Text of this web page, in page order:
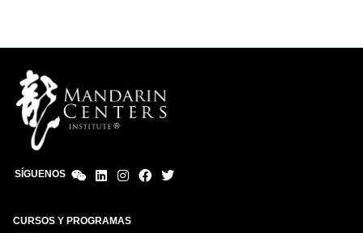
SÍGUENOS
CURSOS Y PROGRAMAS